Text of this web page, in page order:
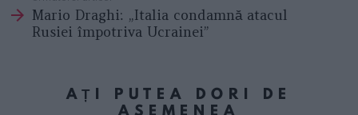
Mario Draghi: „Italia condamnă atacul
Rusiei împotriva Ucrainei”
AȚI PUTEA DORI DE